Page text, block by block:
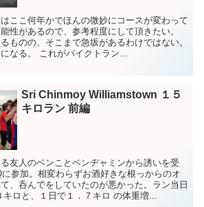
ここ何年かでほんの微妙にコースが変わって
性があるので、参考程度にして頂きたい。
ものの、そこまで急坂があるわけではない。
なる。 これがバイクトラン...
Sri Chinmoy Williamstown １５
キロラン 前編
友人のベンことベンヂャミンから誘いを受
参加。相変わらずお酒好きな根っからのオ
、呑んでをしていたのが悪かった。ラン当日
ロと、１日で１．７キロ の体重増...